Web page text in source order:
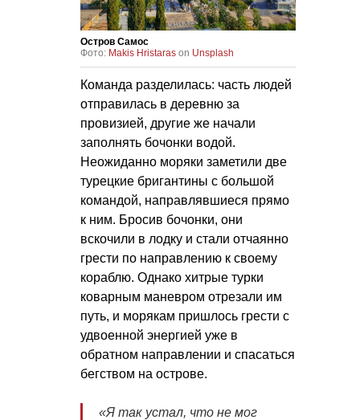
Остров Самос
Фото: Makis Hristaras on Unsplash
Команда разделилась: часть людей
отправилась в деревню за
провизией, другие же начали
заполнять бочонки водой.
Неожиданно моряки заметили две
турецкие бригантины с большой
командой, направлявшиеся прямо
к ним. Бросив бочонки, они
вскочили в лодку и стали отчаянно
грести по направлению к своему
кораблю. Однако хитрые турки
коварным маневром отрезали им
путь, и морякам пришлось грести с
удвоенной энергией уже в
обратном направлении и спасаться
бегством на острове.
«Я так устал, что не мог